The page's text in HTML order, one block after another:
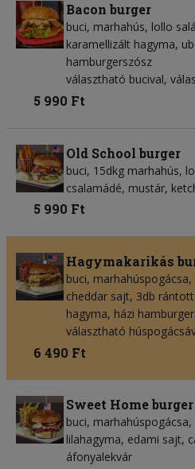
Bacon burger
buci, marhahús, lollo
karamellizált hagyma,
hamburgerszósz
választható bucival,
5 990 Ft
Old School burger
buci, 15dkg marhahús,
csalamádé, mustár,
5 990 Ft
Hagymakarikás
buci,
cheddar sajt, 3db
hagyma, házi
választható
6 490 Ft
Sweet Home burger
buci,
lilahagyma, edami sajt,
áfonyalekvár